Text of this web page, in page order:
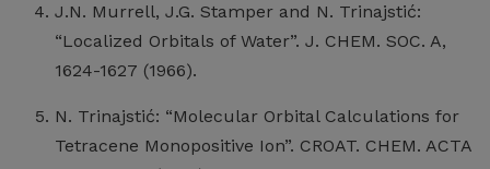
J.N. Murrell, J.G. Stamper and N. Trinajstić:
“Localized Orbitals of Water”. J. CHEM. SOC. A,
1624-1627 (1966).
N. Trinajstić: “Molecular Orbital Calculations for
Tetracene Monopositive Ion”. CROAT. CHEM. ACTA